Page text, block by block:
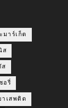
มาร์เก็ต
ส
ส
อรี่
าเสพติด